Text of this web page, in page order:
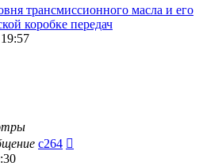
трансмиссионного масла и его
коробке передач
c264